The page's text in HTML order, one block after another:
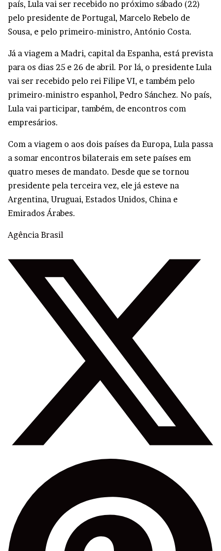
país, Lula vai ser recebido no próximo sábado (22)
pelo presidente de Portugal, Marcelo Rebelo de
Sousa, e pelo primeiro-ministro, António Costa.
Já a viagem a Madri, capital da Espanha, está prevista
para os dias 25 e 26 de abril. Por lá, o presidente Lula
vai ser recebido pelo rei Filipe VI, e também pelo
primeiro-ministro espanhol, Pedro Sánchez. No país,
Lula vai participar, também, de encontros com
empresários.
Com a viagem o aos dois países da Europa, Lula passa
a somar encontros bilaterais em sete países em
quatro meses de mandato. Desde que se tornou
presidente pela terceira vez, ele já esteve na
Argentina, Uruguai, Estados Unidos, China e
Emirados Árabes.
Agência Brasil